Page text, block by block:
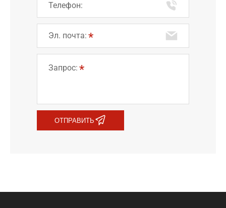
Телефон:
Эл. почта:
Запрос:
ОТПРАВИТЬ